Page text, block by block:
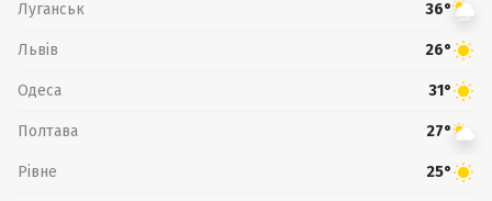
Луганськ 36°
Львів 26°
Одеса 31°
Полтава 27°
Рівне 25°